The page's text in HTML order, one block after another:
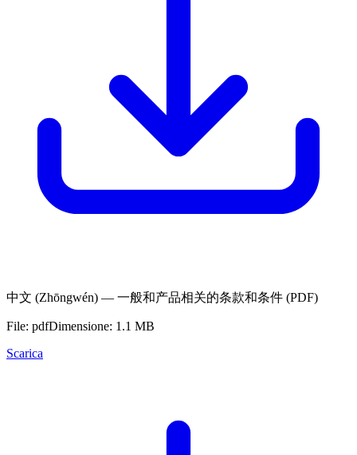
中文 (Zhōngwén) — 一般和产品相关的条款和条件 (PDF)
File: pdfDimensione: 1.1 MB
Scarica